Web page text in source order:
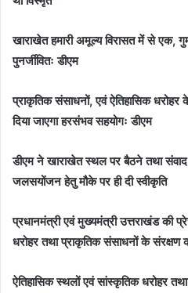
खाराखेत हमारी अमूल्य विरासत में से एक,
पुनर्जीवितः डीएम
प्राकृतिक संसाधनों, एवं ऐतिहासिक
दिया जाएगा हरसंभव सहयोगः डीएम
डीएम ने खाराखेत स्थल पर बैठने तथा
जलसयोंजन हेतु मौके पर ही दी स्वीकृति
प्रधानमंत्री एवं मुख्यमंत्री उत्तराखंड की
धरोहर तथा प्राकृतिक संसाधनों के संरक्षण
ऐतिहासिक स्थलों एवं सांस्कृतिक धरोहर